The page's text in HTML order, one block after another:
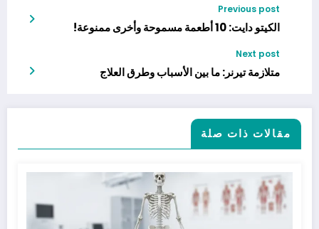
Previous post
الكيتو دايت: 10 أطعمة مسموحة وأخرى ممنوعة!
Next post
متلازمة تيرنر: ما بين الأسباب وطرق العلاج
مقالات ذات صلة